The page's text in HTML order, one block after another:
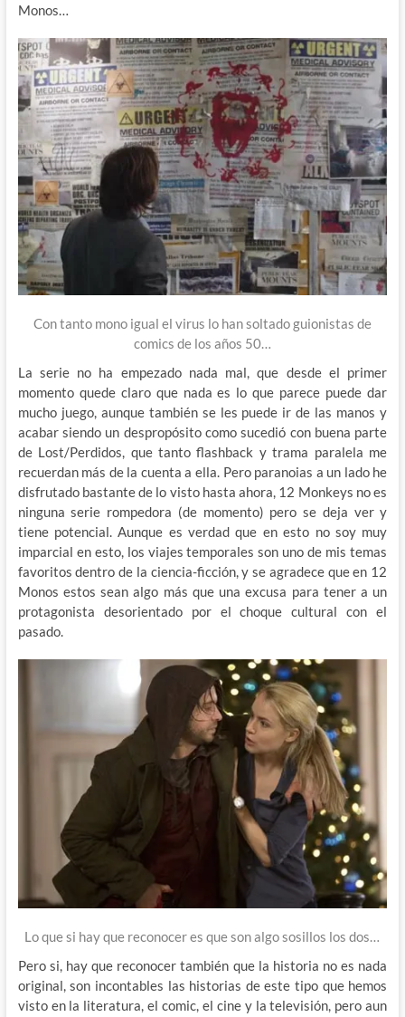
Monos…
Con tanto mono igual el virus lo han soltado guionistas de
comics de los años 50…
La serie no ha empezado nada mal, que desde el primer
momento quede claro que nada es lo que parece puede dar
mucho juego, aunque también se les puede ir de las manos y
acabar siendo un despropósito como sucedió con buena parte
de Lost/Perdidos, que tanto flashback y trama paralela me
recuerdan más de la cuenta a ella. Pero paranoias a un lado he
disfrutado bastante de lo visto hasta ahora, 12 Monkeys no es
ninguna serie rompedora (de momento) pero se deja ver y
tiene potencial. Aunque es verdad que en esto no soy muy
imparcial en esto, los viajes temporales son uno de mis temas
favoritos dentro de la ciencia-ficción, y se agradece que en 12
Monos estos sean algo más que una excusa para tener a un
protagonista desorientado por el choque cultural con el
pasado.
Lo que si hay que reconocer es que son algo sosillos los dos…
Pero si, hay que reconocer también que la historia no es nada
original, son incontables las historias de este tipo que hemos
visto en la literatura, el comic, el cine y la televisión, pero aun